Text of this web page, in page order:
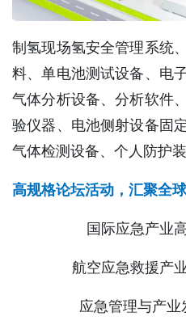
制氢现场氢安全管理系统
料、单电池测试设备、电
气体分析设备、分析软件
验仪器、电池侧射设备固
气体检测设备、个人防护装
高规格论坛活动，汇聚全
国际应急产业
航空应急救援产
应急管理与产